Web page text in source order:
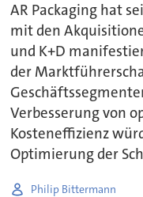
AR Packaging hat
mit den
und K+D
der
Verbesserung von
Kosteneffizienz
Optimierung der
Philip Bittermann